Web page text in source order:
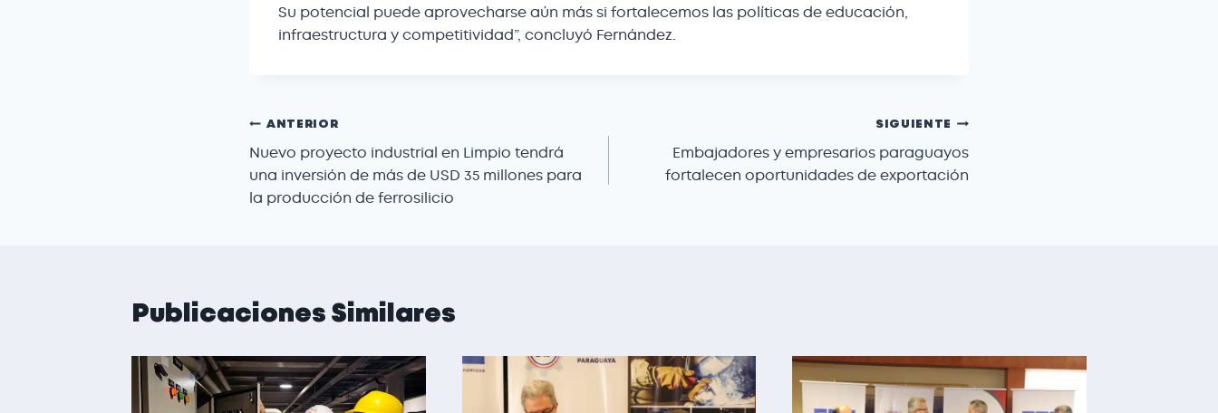
Su potencial puede aprovecharse aún más si fortalecemos las políticas de educación,
infraestructura y competitividad”, concluyó Fernández.
ANTERIOR
Nuevo proyecto industrial en Limpio tendrá
una inversión de más de USD 35 millones para
la producción de ferrosilicio
SIGUIENTE
Embajadores y empresarios paraguayos
fortalecen oportunidades de exportación
Publicaciones Similares